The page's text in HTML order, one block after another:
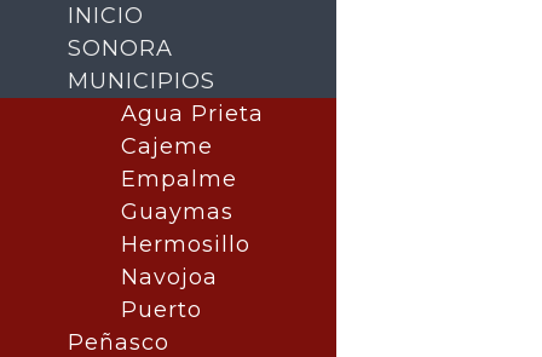
INICIO
SONORA
MUNICIPIOS
Agua Prieta
Cajeme
Empalme
Guaymas
Hermosillo
Navojoa
Puerto
Peñasco